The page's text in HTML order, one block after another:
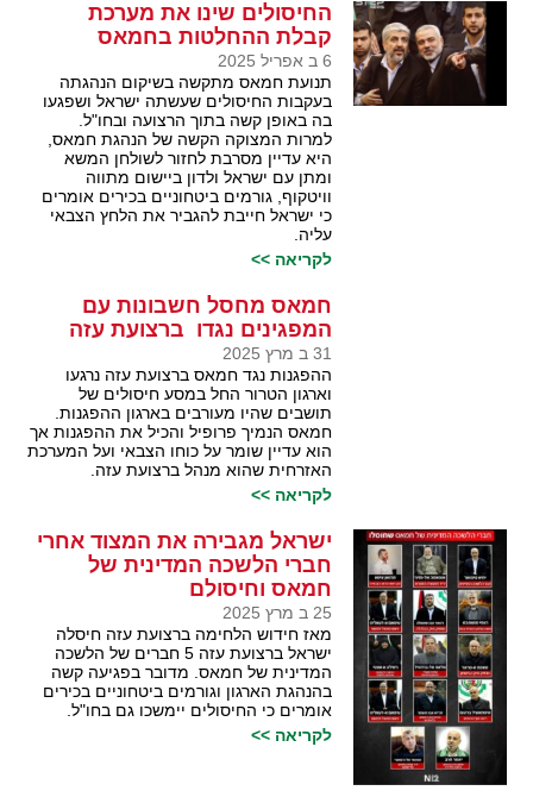
החיסולים שינו את מערכת
קבלת ההחלטות בחמאס
6 ב אפריל 2025
תנועת חמאס מתקשה בשיקום הנהגתה
בעקבות החיסולים שעשתה ישראל ושפגעו
בה באופן קשה בתוך הרצועה ובחו"ל.
למרות המצוקה הקשה של הנהגת חמאס,
היא עדיין מסרבת לחזור לשולחן המשא
ומתן עם ישראל ולדון ביישום מתווה
וויטקוף, גורמים ביטחוניים בכירים אומרים
כי ישראל חייבת להגביר את הלחץ הצבאי
עליה.
לקריאה >>
חמאס מחסל חשבונות עם
המפגינים נגדו ברצועת עזה
31 ב מרץ 2025
ההפגנות נגד חמאס ברצועת עזה נרגעו
וארגון הטרור החל במסע חיסולים של
תושבים שהיו מעורבים בארגון ההפגנות.
חמאס הנמיך פרופיל והכיל את ההפגנות אך
הוא עדיין שומר על כוחו הצבאי ועל המערכת
האזרחית שהוא מנהל ברצועת עזה.
לקריאה >>
ישראל מגבירה את המצוד אחרי
חברי הלשכה המדינית של
חמאס וחיסולם
25 ב מרץ 2025
מאז חידוש הלחימה ברצועת עזה חיסלה
ישראל ברצועת עזה 5 חברים של הלשכה
המדינית של חמאס. מדובר בפגיעה קשה
בהנהגת הארגון וגורמים ביטחוניים בכירים
אומרים כי החיסולים יימשכו גם בחו"ל.
לקריאה >>